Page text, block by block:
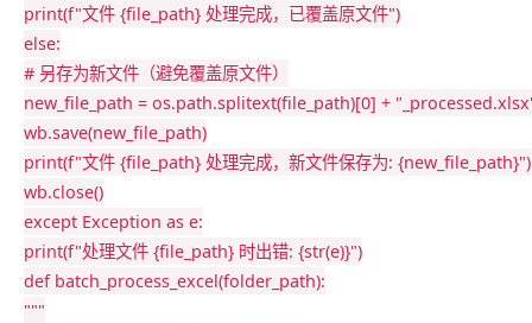
print(f"文件 {file_path} 处理完成，已覆盖原文件")
else:
# 另存为新文件（避免覆盖原文件）
new_file_path = os.path.splitext(file_path)[0] +
wb.save(new_file_path)
print(f"文件 {file_path} 处理完成，新文件保存为: {new_file_path}")
wb.close()
except Exception as e:
print(f"处理文件 {file_path} 时出错: {str(e)}")
def batch_process_excel(folder_path):
"""